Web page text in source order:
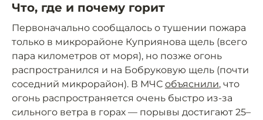
Что, где и почему горит
Первоначально сообщалось о тушении пожара
только в микрорайоне Куприянова щель (всего
пара километров от моря), но позже огонь
распространился и на Бобруковую щель (почти
соседний микрорайон). В МЧС объяснили, что
огонь распространяется очень быстро из-за
сильного ветра в горах — порывы достигают 25–